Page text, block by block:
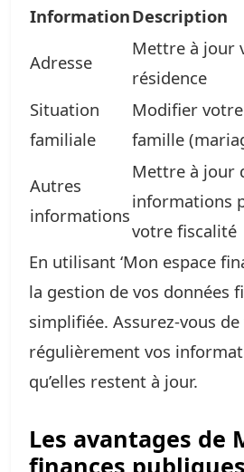
InformationDescription
Adresse
Mettre à jour
résidence
Situation
familiale
Modifier
famille
Autres
informations
Mettre à jour
informations
votre fiscalité
En utilisant ‘Mon espace
la gestion de vos données
simplifiée. Assurez-vous
régulièrement vos
qu’elles restent à jour.
Les avantages de
finances publiques